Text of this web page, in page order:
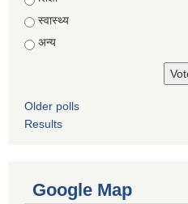
स्वास्थ्य
अन्य
Older polls
Results
Google Map